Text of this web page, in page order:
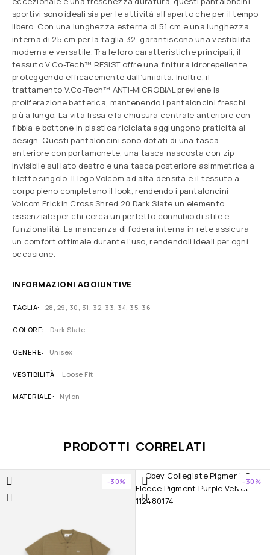
sportivi sono ideali sia per le attività all’aperto che per il tempo
libero. Con una lunghezza esterna di 51 cm e una lunghezza
interna di 25 cm per la taglia 32, garantiscono una vestibilità
moderna e versatile. Tra le loro caratteristiche principali, il
tessuto V.Co-Tech™ RESIST offre una finitura idrorepellente,
proteggendo efficacemente dall’umidità. Inoltre, il
trattamento V.Co-Tech™ ANTI-MICROBIAL previene la
proliferazione batterica, mantenendo i pantaloncini freschi
più a lungo. La vita fissa e la chiusura centrale anteriore con
fibbia e bottone in plastica riciclata aggiungono praticità al
design. Questi pantaloncini sono dotati di una tasca
anteriore con portamonete, una tasca nascosta con zip
invisibile sul lato destro e una tasca posteriore asimmetrica a
filetto singolo. Il logo Volcom ad alta densità e il tessuto a
corpo pieno completano il look, rendendo i pantaloncini
Volcom Frickin Cross Shred 20 Dark Slate un elemento
essenziale per chi cerca un perfetto connubio di stile e
funzionalità. La mancanza di fodera interna in rete assicura
un comfort ottimale durante l’uso, rendendoli ideali per ogni
occasione.
INFORMAZIONI AGGIUNTIVE
TAGLIA 28, 29, 30, 31, 32, 33, 34, 35, 36
COLORE Dark Slate
GENERE Unisex
VESTIBILITÀ Loose Fit
MATERIALE Nylon
PRODOTTI CORRELATI
-30% -30%